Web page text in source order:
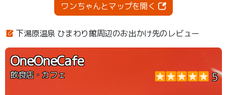
ワンちゃんとマップを開く
下湯原温泉 ひまわり館周辺のお出かけ先のレビュー
OneOneCafe
飲食店・カフェ 5